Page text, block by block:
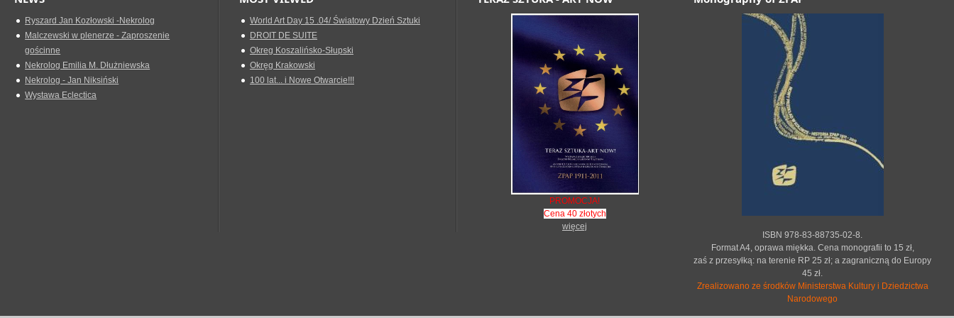
Ryszard Jan Kozłowski -Nekrolog
Malczewski w plenerze - Zaproszenie
gościnne
Nekrolog Emilia M. Dłużniewska
Nekrolog - Jan Niksiński
Wystawa Eclectica
World Art Day 15 .04/ Światowy Dzień Sztuki
DROIT DE SUITE
Okreg Koszalińsko-Słupski
Okręg Krakowski
100 lat... i Nowe Otwarcie!!!
PROMOCJA!
Cena 40 złotych
więcej
ISBN 978-83-88735-02-8.
Format A4, oprawa miękka. Cena monografii to 15 zł,
zaś z przesyłką: na terenie RP 25 zł; a zagraniczną do Europy
45 zł.
Zrealizowano ze środków Ministerstwa Kultury i Dziedzictwa
Narodowego